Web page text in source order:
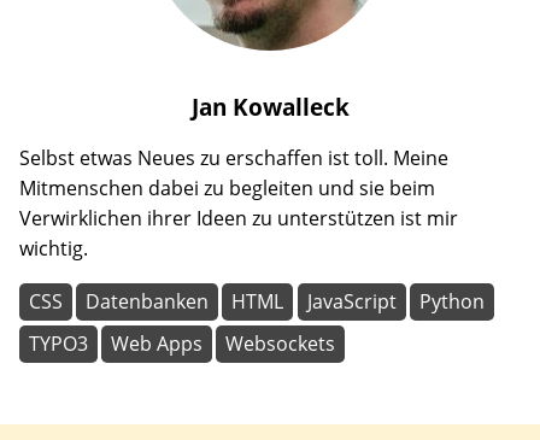
Jan Kowalleck
Selbst etwas Neues zu erschaffen ist toll. Meine
Mitmenschen dabei zu begleiten und sie beim
Verwirklichen ihrer Ideen zu unterstützen ist mir
wichtig.
CSS Datenbanken HTML JavaScript
Python
TYPO3
Web Apps Websockets